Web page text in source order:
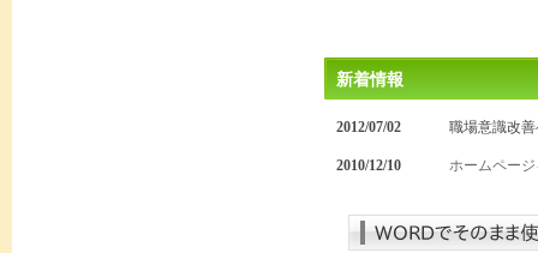
新着情報
2012/07/02 職場意識改善
2010/12/10 ホームペー